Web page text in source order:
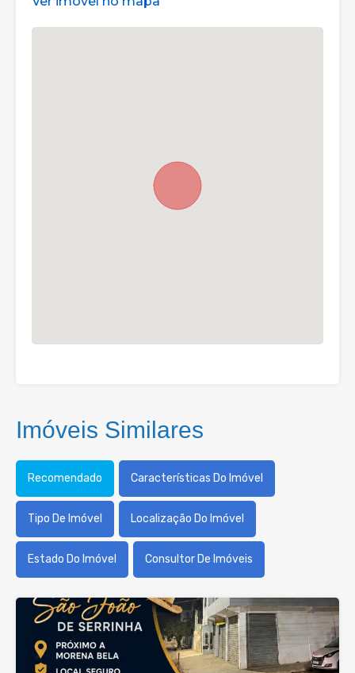
Imóveis Similares
Recomendado Características Do Imóvel
Tipo De Imóvel Localização Do Imóvel
Estado Do Imóvel Consultor De Imóveis